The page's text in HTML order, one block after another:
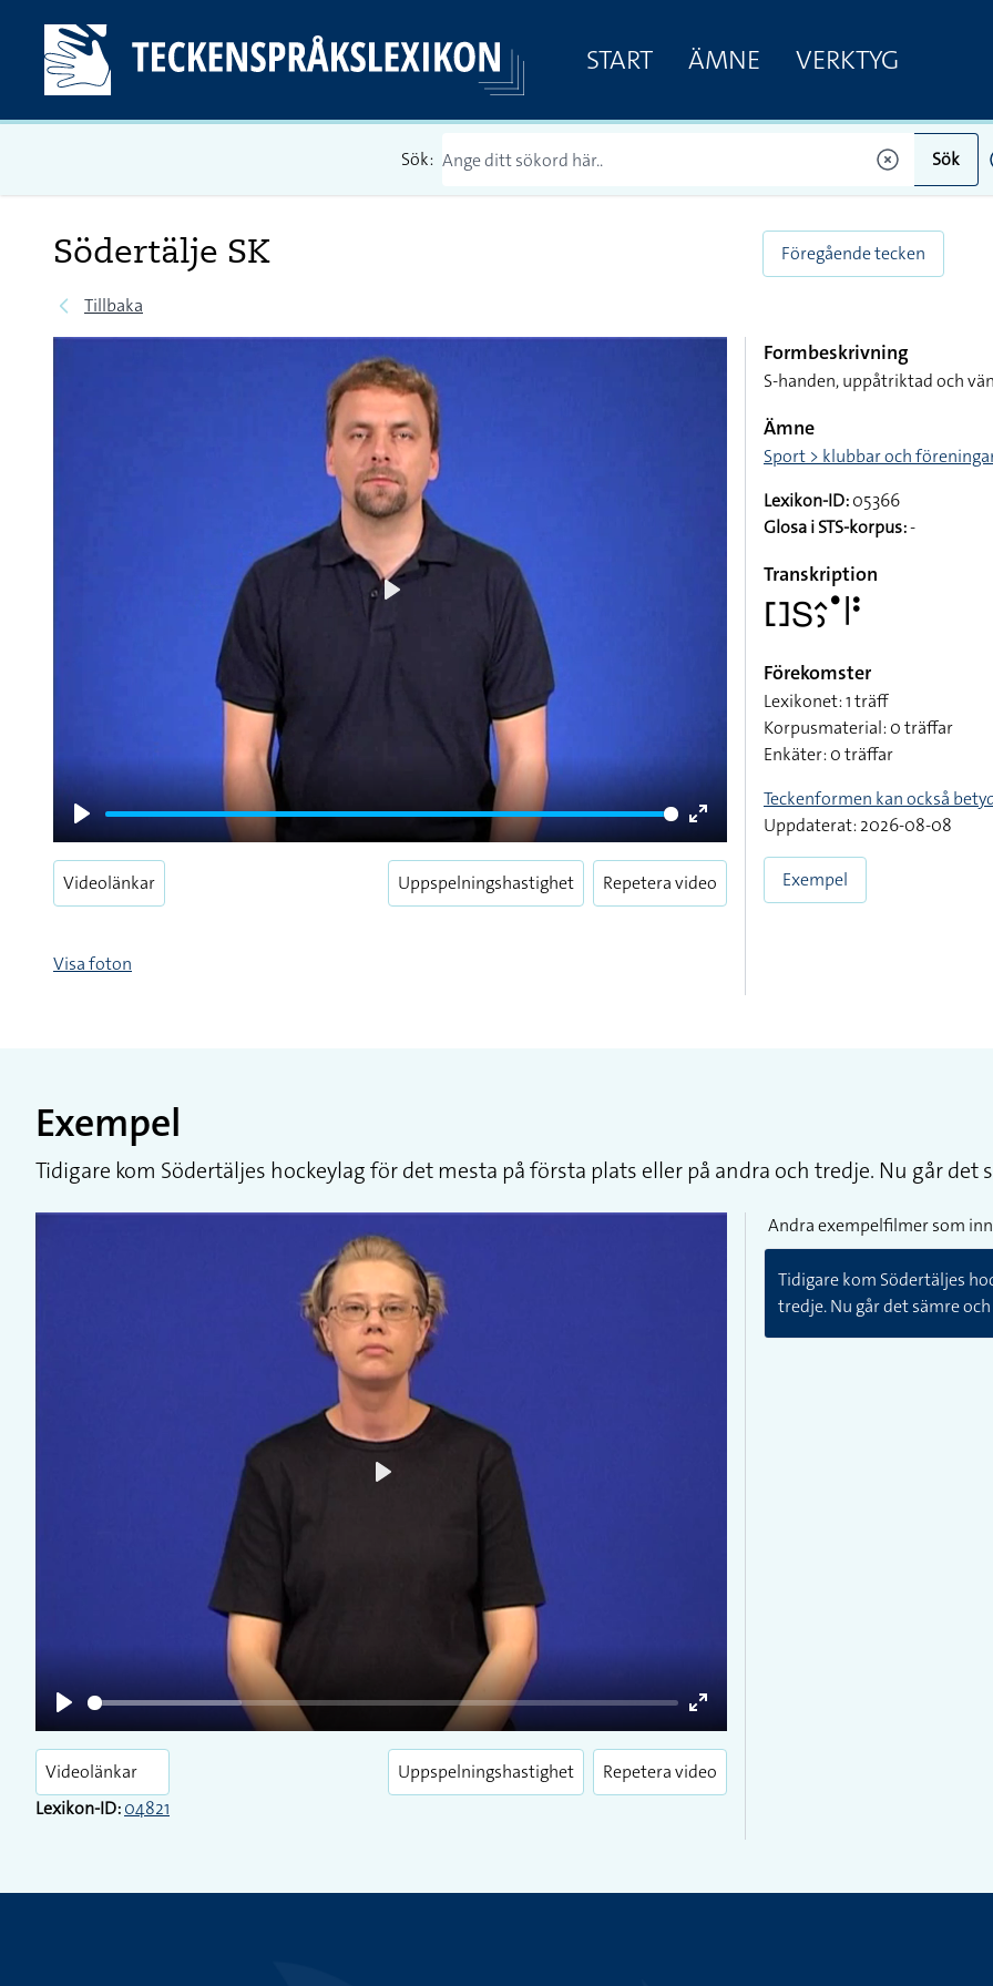
START ÄMNE VERKTYG
Sök: Sök
Södertälje SK
Tillbaka
Föregående tecken
Play
Enter
fullscreen
Videolänkar Uppspelningshastighet Repetera video
Visa foton
Formbeskrivning
S-handen, uppåtriktad och
Ämne
Sport > klubbar och
Lexikon-ID:05366
Glosa i STS-korpus:-
Transkription
􌤓􌥅􌤵􌤶􌤟􌥼􌥻
Förekomster
Lexikonet: 1 träff
Korpusmaterial: 0 träffar
Enkäter: 0 träffar
Teckenformen kan också
Uppdaterat: 2026-08-08
Exempel
Exempel
Tidigare kom Södertäljes hockeylag för det mesta på första plats eller på andra och tredje. Nu går
Play
Enter
fullscreen
Videolänkar
Lexikon-ID:04821
Uppspelningshastighet Repetera video
Andra exempelfilmer som
Tidigare kom Södertäljes
tredje. Nu går det sämre